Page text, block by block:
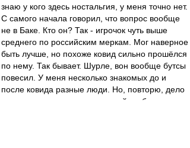
знаю у кого здесь ностальгия, у меня точно нет.
С самого начала говорил, что вопрос вообще
не в Баке. Кто он? Так - игрочок чуть выше
среднего по российским меркам. Мог наверное
быть лучше, но похоже ковид сильно прошёлся
по нему. Так бывает. Шурле, вон вообще бутсы
повесил. У меня несколько знакомых до и
после ковида разные люди. Но, повторю, дело
не в нем, а в том, что статусный клуб не может